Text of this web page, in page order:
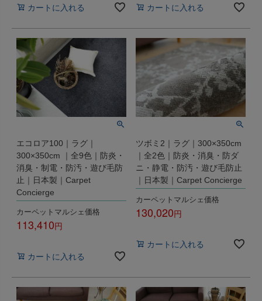
カートに入れる
カートに入れる
エコロア100｜ラグ｜
300×350cm ｜全9色｜防炎・
消臭・制電・防汚・遊び毛防
止｜日本製｜Carpet
Concierge
カーペットマルシェ価格
113,410
カートに入れる
ツボミ2｜ラグ｜300×350cm
｜全2色｜防炎・消臭・防ダ
ニ・静電・防汚・遊び毛防止
｜日本製｜Carpet Concierge
カーペットマルシェ価格
130,020
カートに入れる